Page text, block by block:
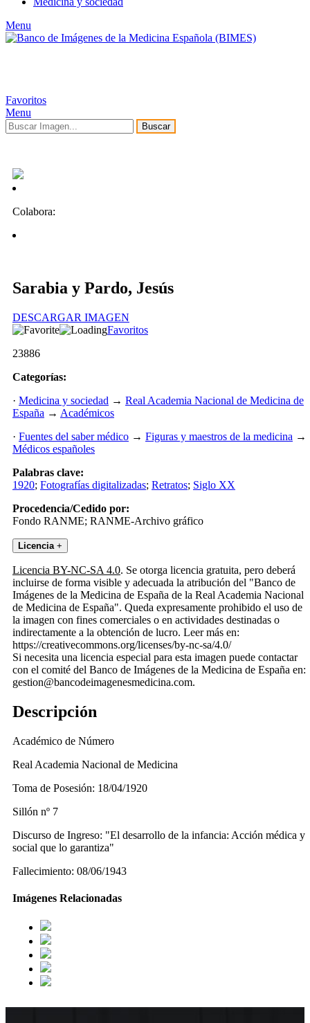
Menu
Favoritos
Menu
Buscar
Colabora:
Sarabia y Pardo, Jesús
DESCARGAR IMAGEN
Favoritos
23886
Categorías:
· Medicina y sociedad → Real Academia Nacional de Medicina de
España → Académicos
· Fuentes del saber médico → Figuras y maestros de la medicina →
Médicos españoles
Palabras clave:
1920; Fotografías digitalizadas; Retratos; Siglo XX
Procedencia/Cedido por:
Fondo RANME; RANME-Archivo gráfico
Licencia +
Licencia BY-NC-SA 4.0. Se otorga licencia gratuita, pero deberá
incluirse de forma visible y adecuada la atribución del "Banco de
Imágenes de la Medicina de España de la Real Academia Nacional
de Medicina de España". Queda expresamente prohibido el uso de
la imagen con fines comerciales o en actividades destinadas o
indirectamente a la obtención de lucro. Leer más en:
https://creativecommons.org/licenses/by-nc-sa/4.0/
Si necesita una licencia especial para esta imagen puede contactar
con el comité del Banco de Imágenes de la Medicina de España en:
gestion@bancodeimagenesmedicina.com.
Descripción
Académico de Número
Real Academia Nacional de Medicina
Toma de Posesión: 18/04/1920
Sillón nº 7
Discurso de Ingreso: "El desarrollo de la infancia: Acción médica y
social que lo garantiza"
Fallecimiento: 08/06/1943
Imágenes Relacionadas